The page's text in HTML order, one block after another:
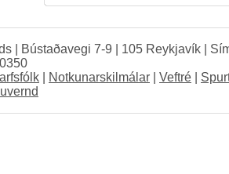
| Bústaðavegi 7-9 | 105 Reykjavík |
Notkunarskilmálar Veftré